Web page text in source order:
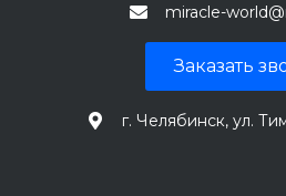
miracle-
Заказать
г. Челябинск, ул.